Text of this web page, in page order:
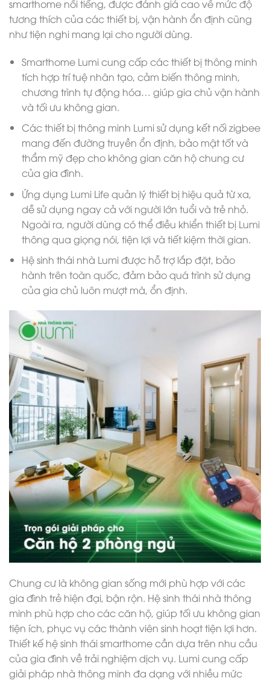
smarthome nổi tiếng, được đánh giá cao về mức độ
tương thích của các thiết bị, vận hành ổn định cũng
như tiện nghi mang lại cho người dùng.
Smarthome Lumi cung cấp các thiết bị thông minh
tích hợp trí tuệ nhân tạo, cảm biến thông minh,
chương trình tự động hóa… giúp gia chủ vận hành
và tối ưu không gian.
Các thiết bị thông minh Lumi sử dụng kết nối zigbee
mang đến đường truyền ổn định, bảo mật tốt và
thẩm mỹ đẹp cho không gian căn hộ chung cư
của gia đình.
Ứng dụng Lumi Life quản lý thiết bị hiệu quả từ xa,
dễ sử dụng ngay cả với người lớn tuổi và trẻ nhỏ.
Ngoài ra, người dùng có thể điều khiển thiết bị Lumi
thông qua giọng nói, tiện lợi và tiết kiệm thời gian.
Hệ sinh thái nhà Lumi được hỗ trợ lắp đặt, bảo
hành trên toàn quốc, đảm bảo quá trình sử dụng
của gia chủ luôn mượt mà, ổn định.
Chung cư là không gian sống mới phù hợp với các
gia đình trẻ hiện đại, bận rộn. Hệ sinh thái nhà thông
minh phù hợp cho các căn hộ, giúp tối ưu không gian
tiện ích, phục vụ các thành viên sinh hoạt tiện lợi hơn.
Thiết kế hệ sinh thái smarthome cần dựa trên nhu cầu
của gia đình về trải nghiệm dịch vụ. Lumi cung cấp
giải pháp nhà thông minh đa dạng với nhiều mức